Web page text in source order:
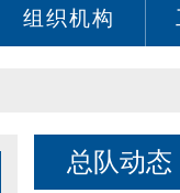
组织机构
总队动态